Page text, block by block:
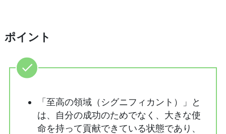
ポイント
「至高の領域（シグニフィカント）」と
は、自分の成功のためでなく、大きな使
命を持って貢献できている状態であり、